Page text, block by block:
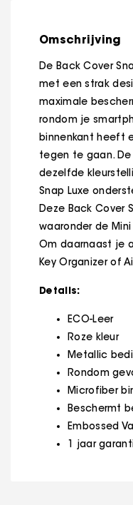
Omschrijving
De Back Cover
met een strak
maximale
rondom je
binnenkant heeft
tegen te gaan.
dezelfde
Snap Luxe
Deze Back Cover
waaronder de
Om daarnaast je
Key Organizer of
Details:
ECO-Leer
Roze kleur
Metallic
Rondom
Microfiber
Beschermt
Embossed
1 jaar